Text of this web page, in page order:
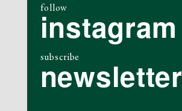
follow
instagram
subscribe
newsletter